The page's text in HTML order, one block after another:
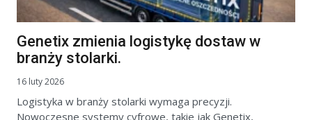
Genetix zmienia logistykę dostaw w
branży stolarki.
16 luty 2026
Logistyka w branży stolarki wymaga precyzji.
Nowoczesne systemy cyfrowe, takie jak Genetix,